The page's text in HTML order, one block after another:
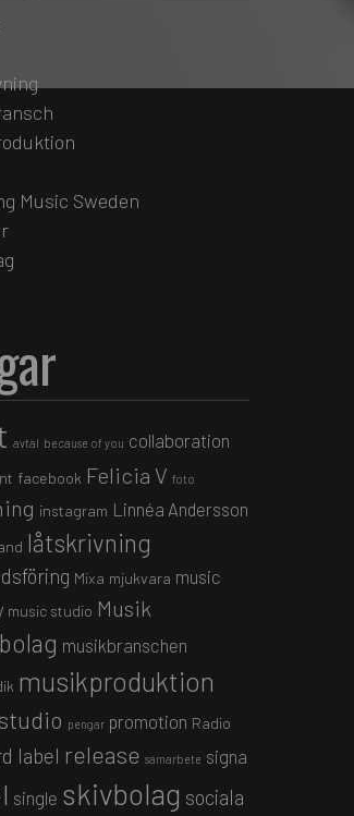
Music Sweden
avtal because of you collaboration
facebook Felicia V foto
instagram Linnéa Andersson
låtskrivning
Mixa mjukvara music
music studio Musik
musikbranschen
musikproduktion
pengar promotion Radio
label release samarbete signa
single skivbolag sociala